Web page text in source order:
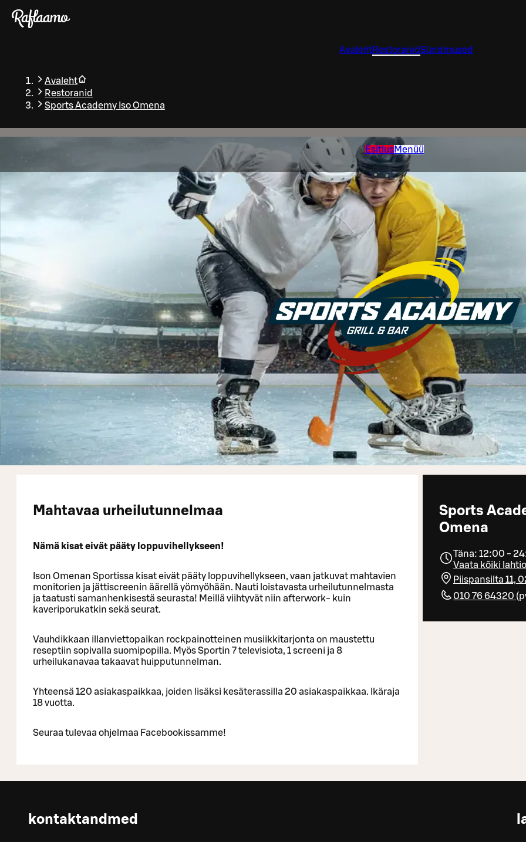
Liigu peamise sisu juurde
AvalehtRestoranidSündmused
Avaleht
Restoranid
Sports Academy Iso Omena
EsitlusMenüü
Sports
Omena
Täna: 12:00 -
Vaata kõiki
Piispansilta 11,
010 76 64320 (
Mahtavaa urheilutunnelmaa
Nämä kisat eivät pääty loppuvihellykseen!
Ison Omenan Sportissa kisat eivät pääty loppuvihellykseen, vaan jatkuvat mahtavien
monitorien ja jättiscreenin äärellä yömyöhään. Nauti loistavasta urheilutunnelmasta
ja taatusti samanhenkisestä seurasta! Meillä viihtyvät niin afterwork- kuin
kaveriporukatkin sekä seurat.
Vauhdikkaan illanviettopaikan rockpainotteinen musiikkitarjonta on maustettu
reseptiin sopivalla suomipopilla. Myös Sportin 7 televisiota, 1 screeni ja 8
urheilukanavaa takaavat huipputunnelman.
Yhteensä 120 asiakaspaikkaa, joiden lisäksi kesäterassilla 20 asiakaspaikkaa. Ikäraja
18 vuotta.
Seuraa tulevaa ohjelmaa Facebookissamme!
kontaktandmed